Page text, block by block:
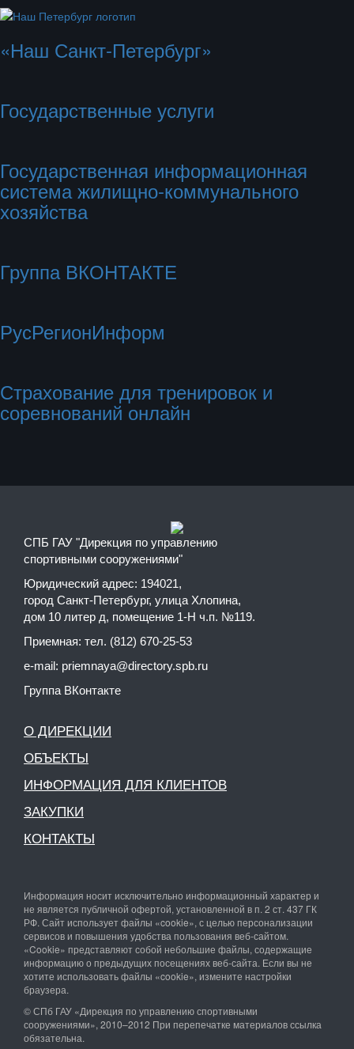
«Наш Санкт-Петербург»
Государственные услуги
Государственная информационная
система жилищно-коммунального
хозяйства
Группа ВКОНТАКТЕ
РусРегионИнформ
Страхование для тренировок и
соревнований онлайн
СПБ ГАУ "Дирекция по управлению
спортивными сооружениями"
Юридический адрес: 194021,
город Санкт-Петербург, улица Хлопина,
дом 10 литер д, помещение 1-Н ч.п. №119.
Приемная: тел. (812) 670-25-53
e-mail: priemnaya@directory.spb.ru
Группа ВКонтакте
О ДИРЕКЦИИ
ОБЪЕКТЫ
ИНФОРМАЦИЯ ДЛЯ КЛИЕНТОВ
ЗАКУПКИ
КОНТАКТЫ
Информация носит исключительно информационный характер и
не является публичной офертой, установленной в п. 2 ст. 437 ГК
РФ. Сайт использует файлы «cookie», с целью персонализации
сервисов и повышения удобства пользования веб-сайтом.
«Cookie» представляют собой небольшие файлы, содержащие
информацию о предыдущих посещениях веб-сайта. Если вы не
хотите использовать файлы «cookie», измените настройки
браузера.
© СПб ГАУ «Дирекция по управлению спортивными
сооружениями», 2010–2012 При перепечатке материалов ссылка
обязательна.